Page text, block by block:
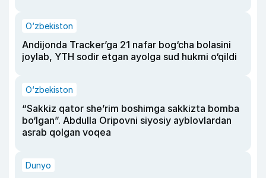
O‘zbekiston
Andijonda Tracker’ga 21 nafar bog‘cha bolasini
joylab, YTH sodir etgan ayolga sud hukmi o‘qildi
O‘zbekiston
“Sakkiz qator she’rim boshimga sakkizta bomba
bo‘lgan”. Abdulla Oripovni siyosiy ayblovlardan
asrab qolgan voqea
Dunyo